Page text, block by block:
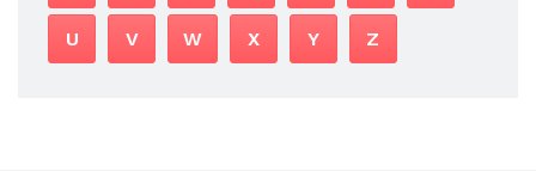
U V W X Y Z